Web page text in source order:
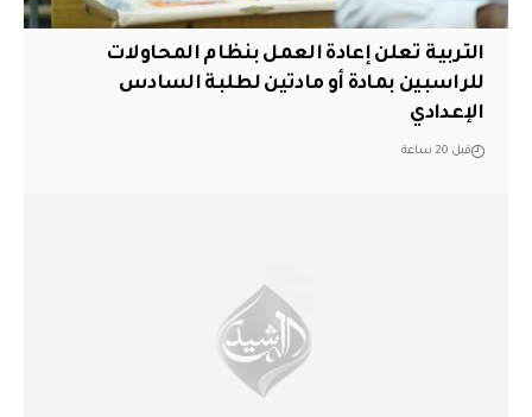
التربية تعلن إعادة العمل بنظام المحاولات
للراسبين بمادة أو مادتين لطلبة السادس
الإعدادي
قبل 20 ساعة